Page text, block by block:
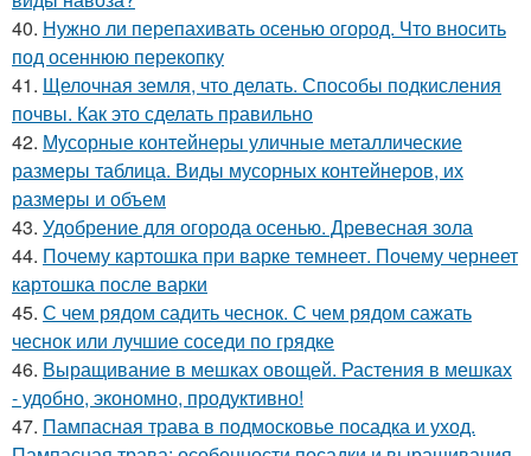
40. Нужно ли перепахивать осенью огород. Что вносить
под осеннюю перекопку
41. Щелочная земля, что делать. Способы подкисления
почвы. Как это сделать правильно
42. Мусорные контейнеры уличные металлические
размеры таблица. Виды мусорных контейнеров, их
размеры и объем
43. Удобрение для огорода осенью. Древесная зола
44. Почему картошка при варке темнеет. Почему чернеет
картошка после варки
45. С чем рядом садить чеснок. С чем рядом сажать
чеснок или лучшие соседи по грядке
46. Выращивание в мешках овощей. Растения в мешках
- удобно, экономно, продуктивно!
47. Пампасная трава в подмосковье посадка и уход.